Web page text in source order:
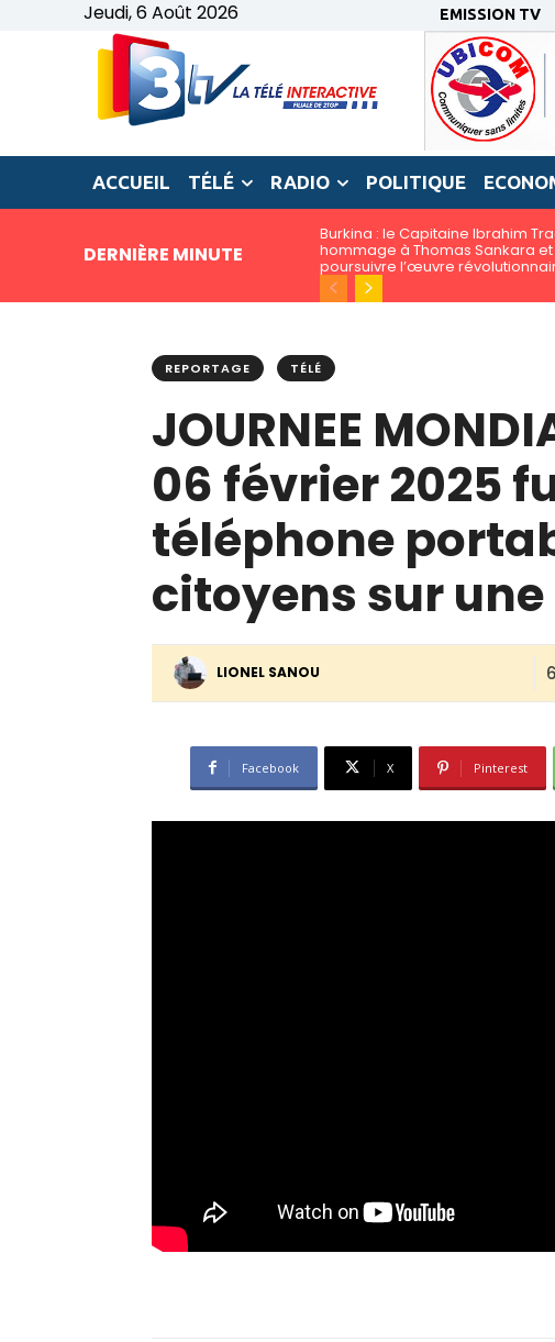
Jeudi, 6 Août 2026 EMISSION TV
ACCUEIL TÉLÉ RADIO POLITIQUE
DERNIÈRE MINUTE
Burkina : le Capitaine Ibrahim
hommage à Thomas Sankara
poursuivre l’œuvre
REPORTAGE TÉLÉ
JOURNEE
06 février 2025
téléphone
citoyens sur
LIONEL SANOU
Facebook X Pinterest